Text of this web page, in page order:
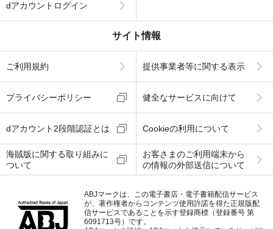
dアカウントログイン
サイト情報
ご利用規約 提供事業者等に関する表示
プライバシーポリシー 健全なサービスに向けて
dアカウント2段階認証とは Cookieの利用について
海賊版に関する取り組みに
ついて
お客さまのご利用端末から
の情報の外部送信について
ABJマークは、この電子書店・電子書籍配信サービス
が、著作権者からコンテンツ使用許諾を得た正規版配
信サービスであることを示す登録商標（登録番号 第
6091713号）です。